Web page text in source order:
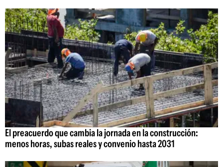
El preacuerdo que cambia la jornada en la construcción:
menos horas, subas reales y convenio hasta 2031